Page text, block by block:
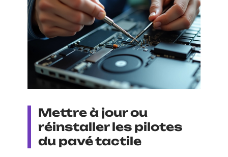
Mettre à jour ou
réinstaller les pilotes
du pavé tactile